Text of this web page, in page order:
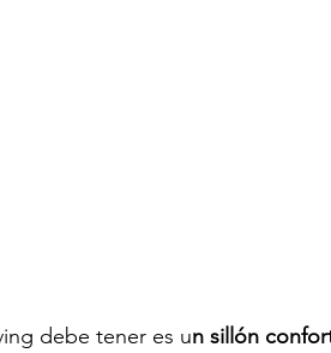
debe tener es un sillón